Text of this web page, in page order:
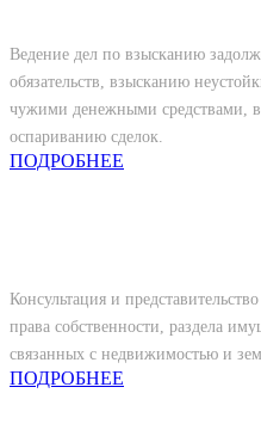
Ведение дел по взысканию
обязательств, взысканию
чужими денежными средствами,
оспариванию сделок.
ПОДРОБНЕЕ
Консультация и
права собственности, раздела
связанных с недвижимостью и
ПОДРОБНЕЕ